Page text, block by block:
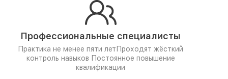
Профессиональные специалисты
Практика не менее пяти лет Проходят жёсткий
контроль навыков Постоянное повышение
квалификации